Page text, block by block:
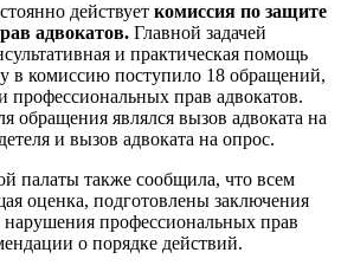
действует комиссия по защите
адвокатов. Главной задачей
и практическая помощь
в комиссию поступило 18 обращений,
профессиональных прав адвокатов.
обращения являлся вызов адвоката на
и вызов адвоката на опрос.
палаты также сообщила, что всем
оценка, подготовлены заключения
профессиональных прав
о порядке действий.